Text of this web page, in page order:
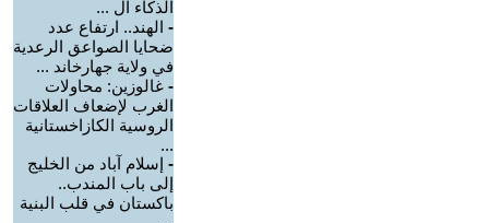
الذكاء ال ...
- الهند.. ارتفاع عدد
ضحايا الصواعق الرعدية
في ولاية جهارخاند ...
- غالوزين: محاولات
الغرب لإضعاف العلاقات
الروسية الكازاخستانية
...
- إسلام آباد من الخليج
إلى باب المندب..
باكستان في قلب البنية